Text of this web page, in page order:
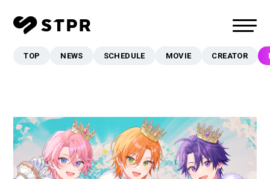
TOP NEWS SCHEDULE MOVIE CREATOR
TOP
MOVIE
CREATOR
MUSIC